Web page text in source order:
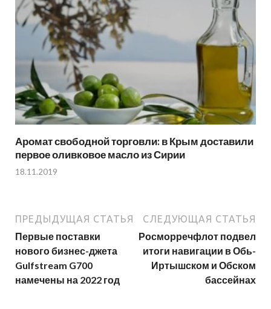
Аромат свободной торговли: в Крым доставили
первое оливковое масло из Сирии
18.11.2019
ПРЕДЫДУЩАЯ СТАТЬЯ
Первые поставки
нового бизнес-джета
Gulfstream G700
намечены на 2022 год
СЛЕДУЮЩАЯ СТАТЬЯ
Росморречфлот подвел
итоги навигации в Обь-
Иртышском и Обском
бассейнах